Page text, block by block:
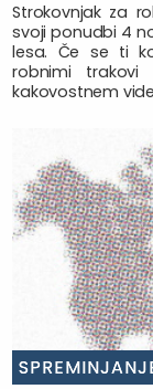
Strokovnjak za
svoji ponudbi 4
lesa. Če se ti
robnimi trakovi
kakovostnem